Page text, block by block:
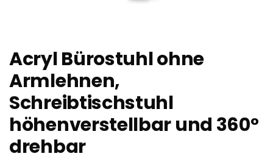
Acryl Bürostuhl ohne
Armlehnen,
Schreibtischstuhl
höhenverstellbar und 360°
drehbar